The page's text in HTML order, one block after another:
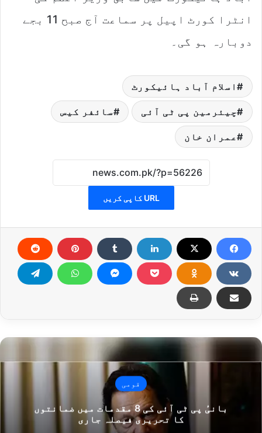
انٹرا کورٹ اپیل پر سماعت آج صبح 11 بجے
دوبارہ ہو گی۔
اسلام آباد ہائیکورٹ
چیئرمین پی ٹی آئی سائفر کیس
عمران خان
URL کاپی کریں
قومی
بانیٔ پی ٹی آئی کی 8 مقدمات میں ضمانتوں
کا تحریری فیصلہ جاری